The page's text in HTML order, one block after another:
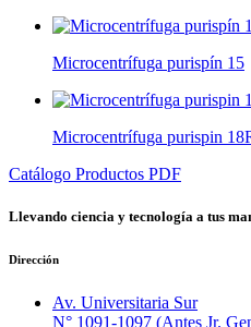
Microcentrífuga purispín 15
Microcentrífuga purispin
Catálogo Productos PDF
Llevando ciencia y tecnología a tus
Dirección
Av. Universitaria Sur
N° 1091-1097 (Antes Jr.